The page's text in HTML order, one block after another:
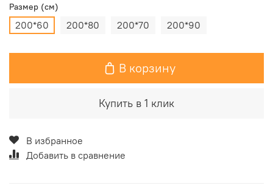
Размер (см)
200*60 200*80 200*70 200*90
В корзину
Купить в 1 клик
В избранное
Добавить в сравнение